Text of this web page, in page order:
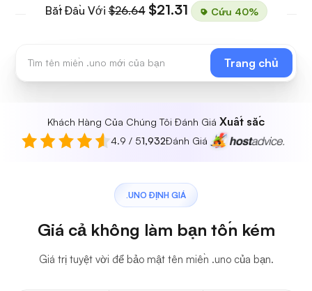
Bắt Đầu Với$26.64 $21.31 Cứu 40%
Trang chủ
Khách Hàng Của Chúng Tôi Đánh Giá Xuất sắc
4.9 / 51,932Đánh Giá
.UNO ĐỊNH GIÁ
Giá cả không làm bạn tốn kém
Giá trị tuyệt vời để bảo mật tên miền .uno của bạn.